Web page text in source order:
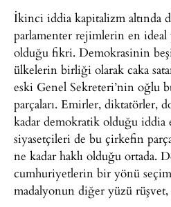
İkinci iddia kapitalizm altında
parlamenter rejimlerin en ideal
olduğu fikri. Demokrasinin
ülkelerin birliği olarak caka
eski Genel Sekreteri’nin oğlu
parçaları. Emirler, diktatörler,
kadar demokratik olduğu
siyasetçileri de bu çirkefin
ne kadar haklı olduğu ortada.
cumhuriyetlerin bir yönü
madalyonun diğer yüzü